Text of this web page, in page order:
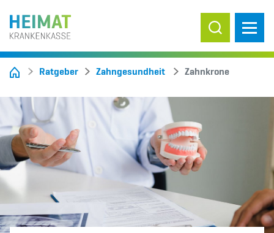
Suche ein-/
Ratgeber Zahngesundheit Zahnkrone